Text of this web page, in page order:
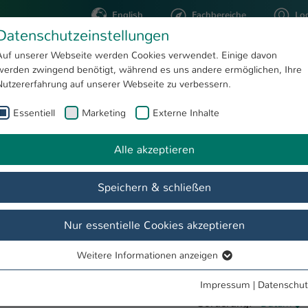
English Fachbereiche
STUDIUM FORSCHUNG
Sortierung: Datum
unserer Webseite werden Cookies verwendet. Einige davon
zwingend benötigt, während es uns andere ermöglichen, Ihre
auf unserer Webseite zu verbessern.
Essentiell Marketing Externe Inhalte
Alle akzeptieren
Speichern & schließen
Nur essentielle Cookies akzeptieren
Essentielle Cookies werden für grundlegende Funktionen der
Weitere Informationen anzeigen
Impressum |